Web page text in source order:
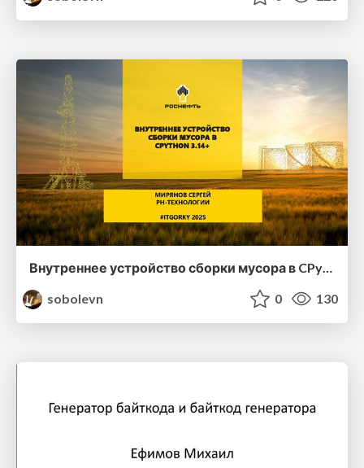
Внутреннее устройство сборки мусора в CPython 3.14+ – Сергей Мирянов, PythoNN
sobolevn
0 130